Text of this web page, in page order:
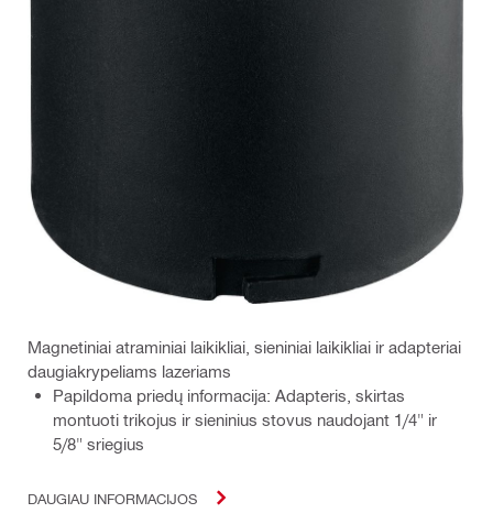
Magnetiniai atraminiai laikikliai, sieniniai laikikliai ir adapteriai
daugiakrypeliams lazeriams
Papildoma priedų informacija: Adapteris, skirtas
montuoti trikojus ir sieninius stovus naudojant 1/4" ir
5/8" sriegius
DAUGIAU INFORMACIJOS